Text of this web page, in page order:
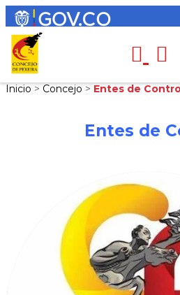
Inicio > Concejo > Entes de
Entes de